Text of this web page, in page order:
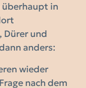
überhaupt in
Dürer und
anders:
wieder
nach dem